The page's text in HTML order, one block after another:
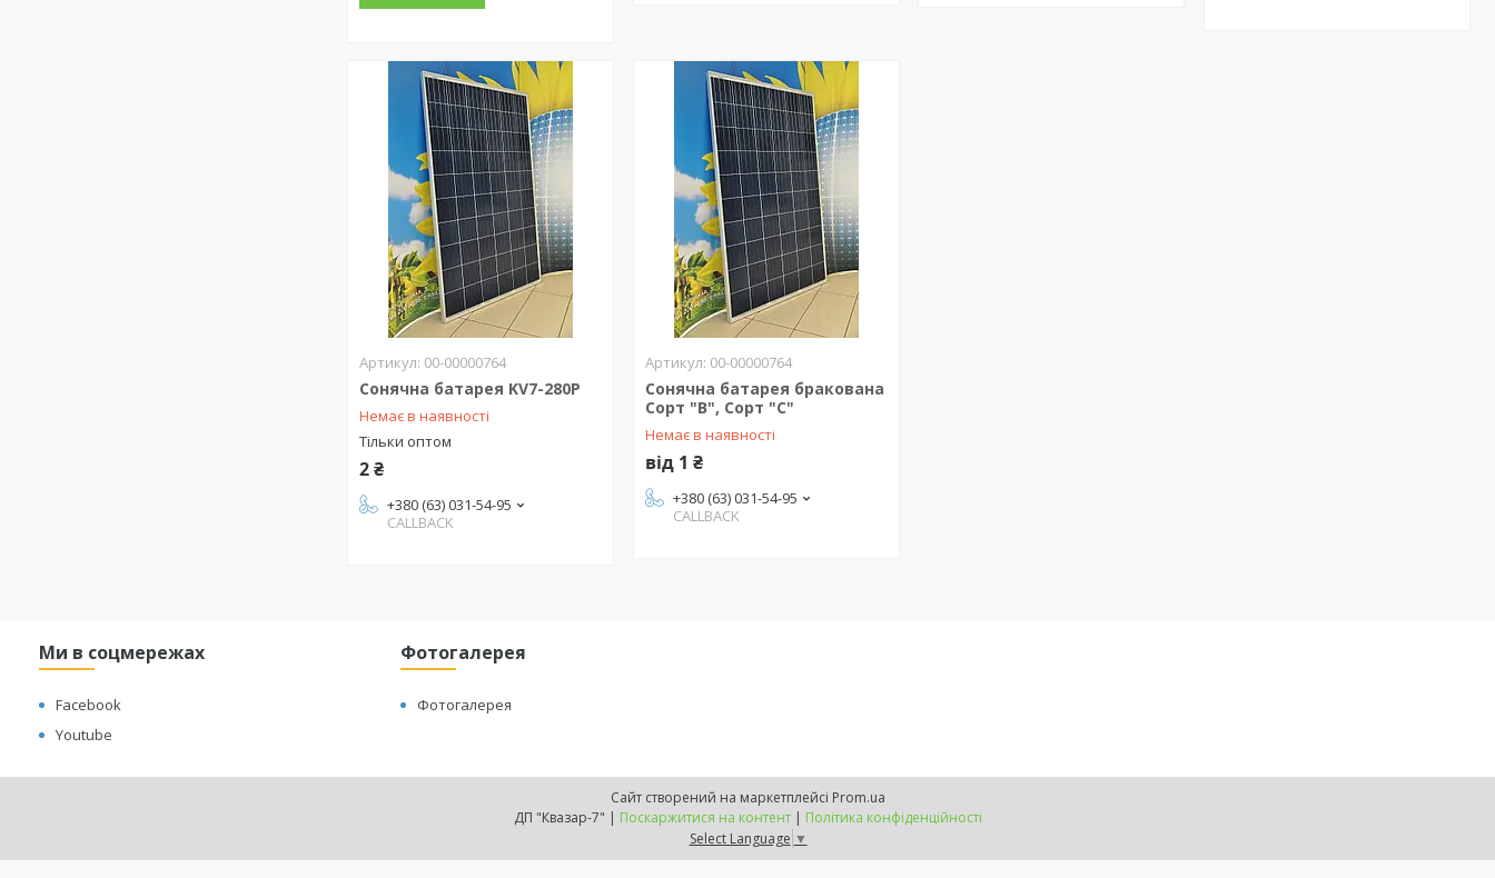
00-00000764
Сонячна батарея KV7-280P
Немає в наявності
Тільки оптом
2 ₴
+380 (63) 031-54-95
CALLBACK
00-00000764
Сонячна батарея бракована
Сорт "В", Сорт "С"
Немає в наявності
від 1 ₴
+380 (63) 031-54-95
CALLBACK
Ми в соцмережах
Facebook
Youtube
Фотогалерея
Фотогалерея
Сайт створений на маркетплейсі Prom.ua
ДП "Квазар-7" | Поскаржитися на контент | Політика конфіденційності
Select Language ▼